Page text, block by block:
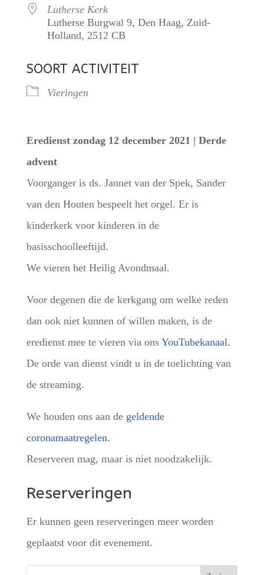
Lutherse Kerk
Lutherse Burgwal 9, Den Haag, Zuid-
Holland, 2512 CB
SOORT ACTIVITEIT
Vieringen
Eredienst zondag 12 december 2021 | Derde
advent
Voorganger is ds. Jannet van der Spek, Sander
van den Houten bespeelt het orgel. Er is
kinderkerk voor kinderen in de
basisschoolleeftijd.
We vieren het Heilig Avondmaal.
Voor degenen die de kerkgang om welke reden
dan ook niet kunnen of willen maken, is de
eredienst mee te vieren via ons YouTubekanaal.
De orde van dienst vindt u in de toelichting van
de streaming.
We houden ons aan de geldende
coronamaatregelen.
Reserveren mag, maar is niet noodzakelijk.
Reserveringen
Er kunnen geen reserveringen meer worden
geplaatst voor dit evenement.